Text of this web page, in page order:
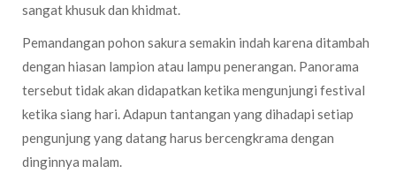
sangat khusuk dan khidmat.
Pemandangan pohon sakura semakin indah karena ditambah
dengan hiasan lampion atau lampu penerangan. Panorama
tersebut tidak akan didapatkan ketika mengunjungi festival
ketika siang hari. Adapun tantangan yang dihadapi setiap
pengunjung yang datang harus bercengkrama dengan
dinginnya malam.